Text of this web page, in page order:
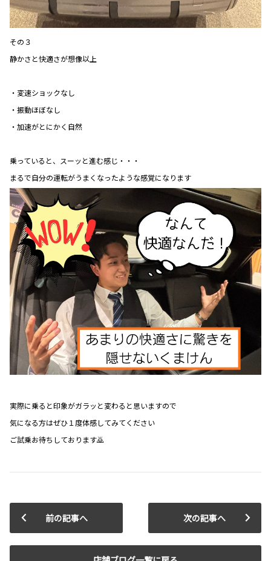
その３
静かさと快適さが想像以上
・変速ショックなし
・振動ほぼなし
・加速がとにかく自然
乗っていると、スーッと進む感じ・・・
まるで自分の運転がうまくなったような感覚になります
実際に乗ると印象がガラッと変わると思いますので
気になる方はぜひ１度体感してみてください
ご試乗お待ちしております🙇
前の記事へ 次の記事へ